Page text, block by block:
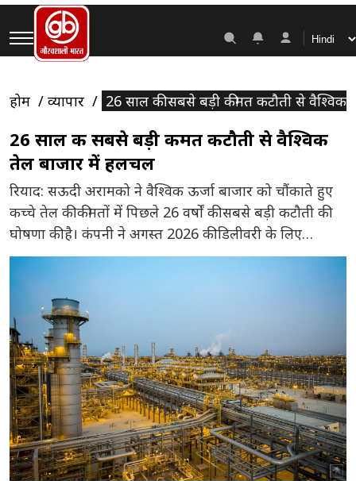
होम व्यापार 26 साल की सबसे बड़ी कीमत कटौती से
26 साल की सबसे बड़ी कीमत कटौती से वैश्विक
तेल बाजार में हलचल
रियाद: सऊदी अरामको ने वैश्विक ऊर्जा बाजार को चौंकाते हुए
कच्चे तेल की कीमतों में पिछले 26 वर्षों की सबसे बड़ी कटौती की
घोषणा की है। कंपनी ने अगस्त 2026 की डिलीवरी के लिए
एशियाई ग्राहकों को कच्चे तेल पर प्रति बैरल 11 डॉलर तक की छूट
देने का फैसला किया है। इस कदम को […]